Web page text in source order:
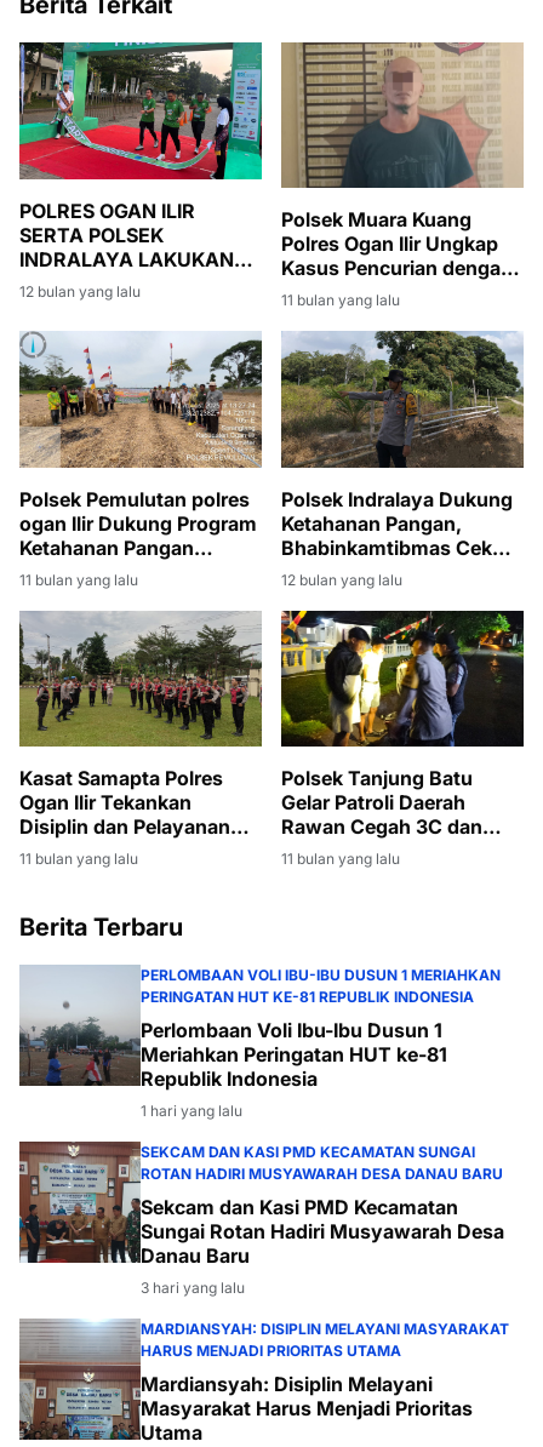
POLRES OGAN ILIR
SERTA POLSEK
INDRALAYA LAKUKAN
PENGAMATAN
KEGIATAN FUN RUN HUT
RI KE-80
12 bulan yang lalu
Polsek Muara Kuang
Polres Ogan Ilir Ungkap
Kasus Pencurian dengan
Pemberatan di Lokasi SP
TMB Desa Tanjung Miring
11 bulan yang lalu
Polsek Pemulutan polres
ogan Ilir Dukung Program
Ketahanan Pangan
Melalui Penanaman
Jagung di Desa Sarang
Lang
11 bulan yang lalu
Polsek Indralaya Dukung
Ketahanan Pangan,
Bhabinkamtibmas Cek
Lahan Jagung di Desa
Tunas Aur
12 bulan yang lalu
Kasat Samapta Polres
Ogan Ilir Tekankan
Disiplin dan Pelayanan
Ikhlas dalam Apel Fungsi
11 bulan yang lalu
Polsek Tanjung Batu
Gelar Patroli Daerah
Rawan Cegah 3C dan
Balap Liar
11 bulan yang lalu
Berita Terbaru
PERLOMBAAN VOLI IBU-IBU DUSUN 1 MERIAHKAN
PERINGATAN HUT KE-81 REPUBLIK INDONESIA
Perlombaan Voli Ibu-Ibu Dusun 1
Meriahkan Peringatan HUT ke-81
Republik Indonesia
1 hari yang lalu
SEKCAM DAN KASI PMD KECAMATAN SUNGAI
ROTAN HADIRI MUSYAWARAH DESA DANAU BARU
Sekcam dan Kasi PMD Kecamatan
Sungai Rotan Hadiri Musyawarah Desa
Danau Baru
3 hari yang lalu
MARDIANSYAH: DISIPLIN MELAYANI MASYARAKAT
HARUS MENJADI PRIORITAS UTAMA
Mardiansyah: Disiplin Melayani
Masyarakat Harus Menjadi Prioritas
Utama